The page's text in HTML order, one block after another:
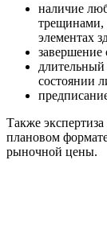
наличие
трещинами,
элементах
завершение
длительный
состоянии
Также
плановом
рыночной цены.